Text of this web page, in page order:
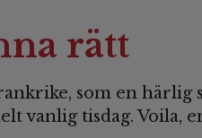
rätt
som en
vanlig tisdag. Voila,